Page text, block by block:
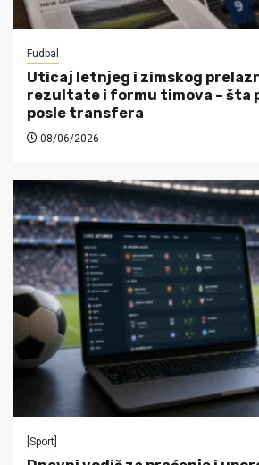
Fudbal
Uticaj letnjeg i zimskog
rezultate i formu timova – šta
posle transfera
08/06/2026
[Sport]